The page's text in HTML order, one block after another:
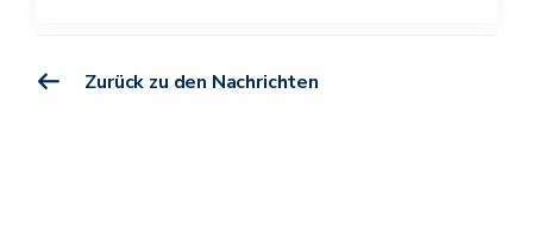
Zurück zu den Nachrichten